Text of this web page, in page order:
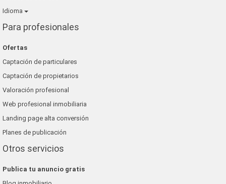
Idioma
Para profesionales
Ofertas
Captación de particulares
Captación de propietarios
Valoración profesional
Web profesional inmobiliaria
Landing page alta conversión
Planes de publicación
Otros servicios
Publica tu anuncio gratis